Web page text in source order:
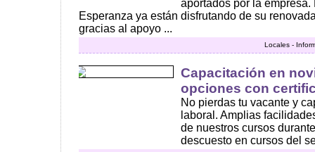
aportados por la
Esperanza ya están disfrutando de su
gracias al apoyo ...
Locales -
Capacitación en
opciones con
No pierdas tu vacante y
laboral. Amplias
de nuestros cursos
descuesto en cursos del